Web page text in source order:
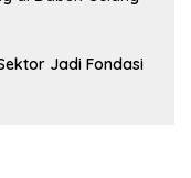
Jadi Fondasi